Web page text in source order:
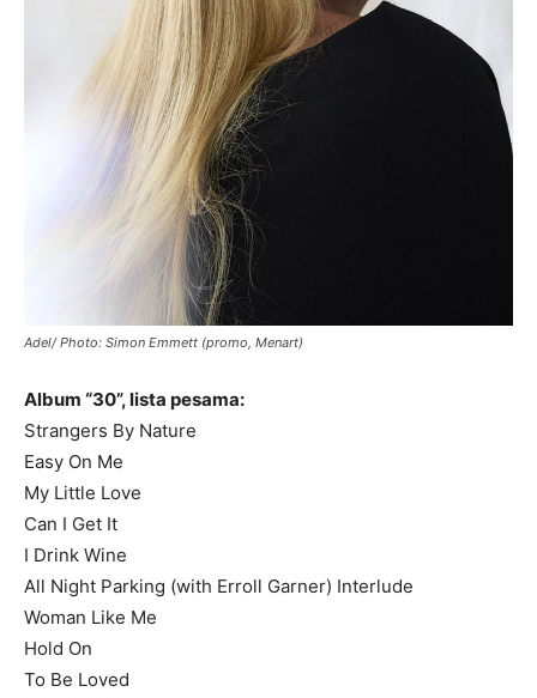
Adel/ Photo: Simon Emmett (promo, Menart)
Album “30”, lista pesama:
Strangers By Nature
Easy On Me
My Little Love
Can I Get It
I Drink Wine
All Night Parking (with Erroll Garner) Interlude
Woman Like Me
Hold On
To Be Loved